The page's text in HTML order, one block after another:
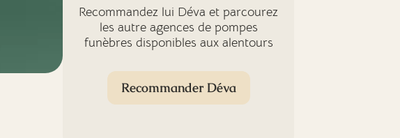
Recommandez lui Déva et parcourez
les autre agences de pompes
funèbres disponibles aux alentours
Recommander Déva